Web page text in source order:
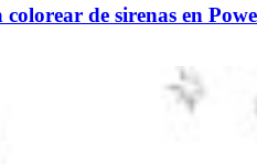
de sirenas en